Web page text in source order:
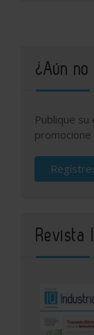
¿Aún
Publique su
promocione
Revista